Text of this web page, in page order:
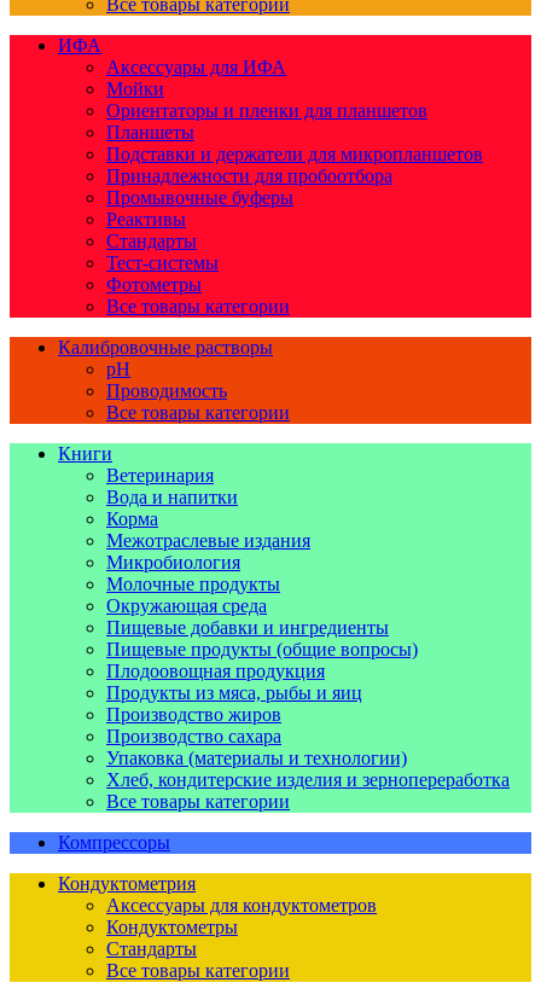
Все товары категории
ИФА
Аксессуары для ИФА
Мойки
Ориентаторы и пленки для планшетов
Планшеты
Подставки и держатели для микропланшетов
Принадлежности для пробоотбора
Промывочные буферы
Реактивы
Стандарты
Тест-системы
Фотометры
Все товары категории
Калибровочные растворы
pH
Проводимость
Все товары категории
Книги
Ветеринария
Вода и напитки
Корма
Межотраслевые издания
Микробиология
Молочные продукты
Окружающая среда
Пищевые добавки и ингредиенты
Пищевые продукты (общие вопросы)
Плодоовощная продукция
Продукты из мяса, рыбы и яиц
Производство жиров
Производство сахара
Упаковка (материалы и технологии)
Хлеб, кондитерские изделия и зернопереработка
Все товары категории
Компрессоры
Кондуктометрия
Аксессуары для кондуктометров
Кондуктометры
Стандарты
Все товары категории